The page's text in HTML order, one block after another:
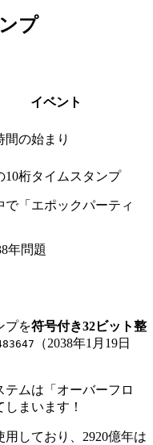
プ
イベント
間の始まり
10桁タイムスタンプ
で「エポックパーティ
年問題
プを符号付き32ビット整
（2038年1月19日
ムは「オーバーフロ
まいます！
しており、2920億年は